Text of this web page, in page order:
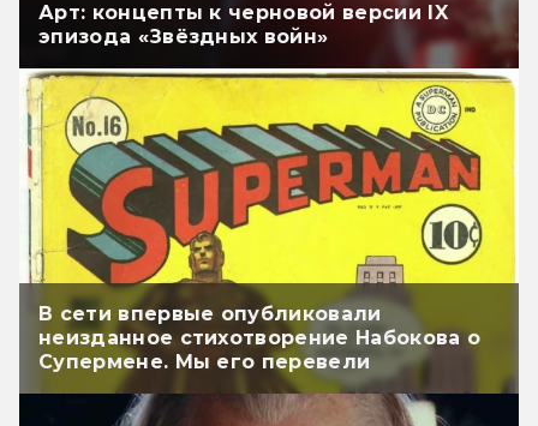
Арт: концепты к черновой версии IX
эпизода «Звёздных войн»
В сети впервые опубликовали
неизданное стихотворение Набокова о
Супермене. Мы его перевели